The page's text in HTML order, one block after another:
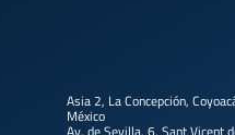
Asia 2, La Concepción,
México